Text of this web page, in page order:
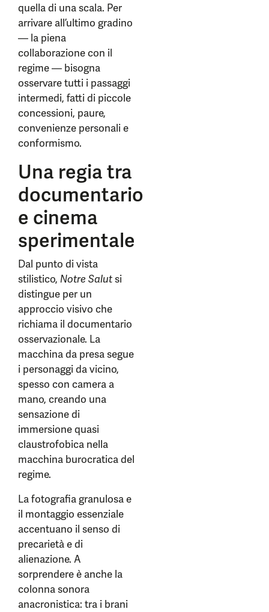
quella di una scala. Per
arrivare all’ultimo gradino
— la piena
collaborazione con il
regime — bisogna
osservare tutti i passaggi
intermedi, fatti di piccole
concessioni, paure,
convenienze personali e
conformismo.
Una regia tra
documentario
e cinema
sperimentale
Dal punto di vista
stilistico, Notre Salutsi
distingue per un
approccio visivo che
richiama il documentario
osservazionale. La
macchina da presa segue
i personaggi da vicino,
spesso con camera a
mano, creando una
sensazione di
immersione quasi
claustrofobica nella
macchina burocratica del
regime.
La fotografia granulosa e
il montaggio essenziale
accentuano il senso di
precarietà e di
alienazione. A
sorprendere è anche la
colonna sonora
anacronistica: tra i brani